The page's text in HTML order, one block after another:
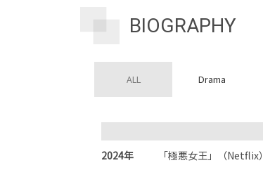
BIOGRAPHY
ALL Drama
2024年
「極悪女王」（Netflix）